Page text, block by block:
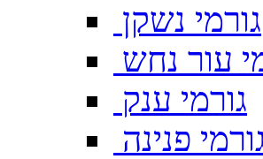
גורמי נשקן
עור נחש
גורמי ענק
פנינה